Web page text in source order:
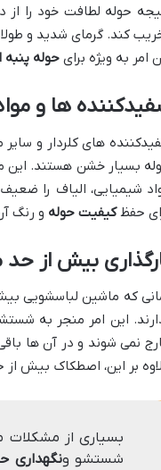
حوله لطافت خود را از
کند. گرمای شدید و
امر به ویژه برایحوله
ها و
های کلردار و سایر
بسیار خشن هستند. این
شیمیایی، الیاف را
حفظکیفیت حوله و رنگ
بیش از
که ماشین لباسشویی
این امر منجر به
نمی شوند و در آن ها
بر این، اصطکاک بیش
بسیاری از مشکلات
شستشو ونگهداری